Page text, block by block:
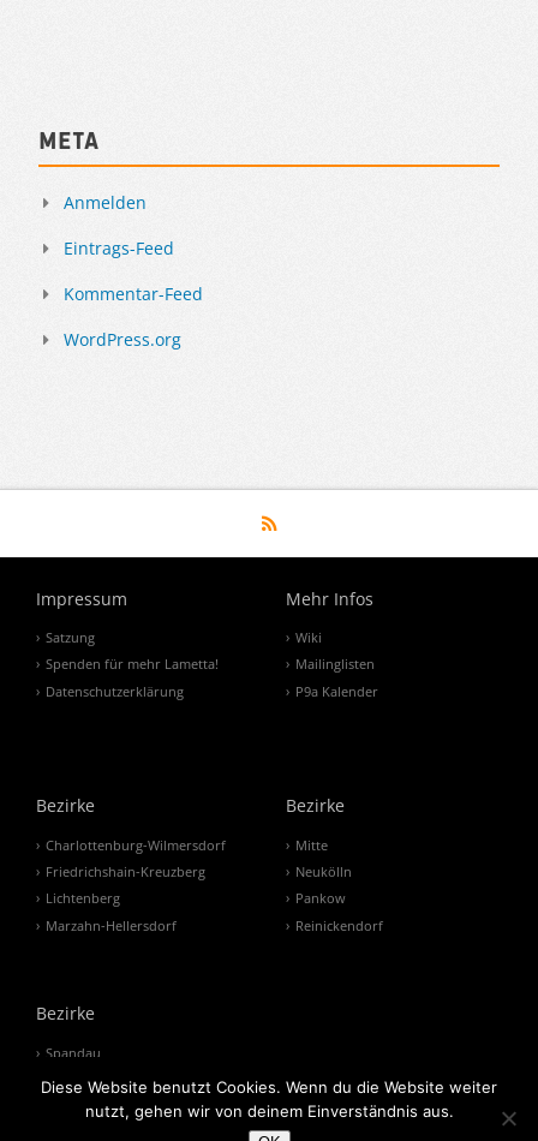
Meta
Anmelden
Eintrags-Feed
Kommentar-Feed
WordPress.org
Impressum
Satzung
Spenden für mehr Lametta!
Datenschutzerklärung
Mehr Infos
Wiki
Mailinglisten
P9a Kalender
Bezirke
Charlottenburg-Wilmersdorf
Friedrichshain-Kreuzberg
Lichtenberg
Marzahn-Hellersdorf
Bezirke
Mitte
Neukölln
Pankow
Reinickendorf
Bezirke
Spandau
Steglitz-Zehlendorf
Tempelhof-Schöneberg
Diese Website benutzt Cookies. Wenn du die Website weiter
nutzt, gehen wir von deinem Einverständnis aus.